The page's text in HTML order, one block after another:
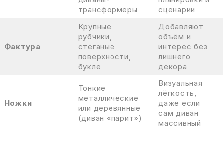
трансформеры
сценарии
Фактура
Крупные
рубчики,
стёганые
поверхности,
букле
Добавляют
объём и
интерес без
лишнего
декора
Ножки
Тонкие
металлические
или деревянные
(диван «парит»)
Визуальная
лёгкость,
даже если
сам диван
массивный